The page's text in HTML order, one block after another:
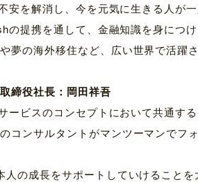
を解消し、今を元気に生きる人が
の提携を通して、金融知識を身につ
夢の海外移住など、広い世界で活躍
締役社長：岡田祥吾
ービスのコンセプトにおいて共通す
コンサルタントがマンツーマンで
の成長をサポートしていけること